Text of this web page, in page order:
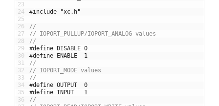
23
24
25
26
27
28
29
30
31
32
33
34
35
36
#include "xc.h"
//
// IOPORT_PULLUP/IOPORT_ANALOG values
//
#define DISABLE 0
#define ENABLE  1
//
// IOPORT_MODE values
//
#define OUTPUT  0
#define INPUT   1
//